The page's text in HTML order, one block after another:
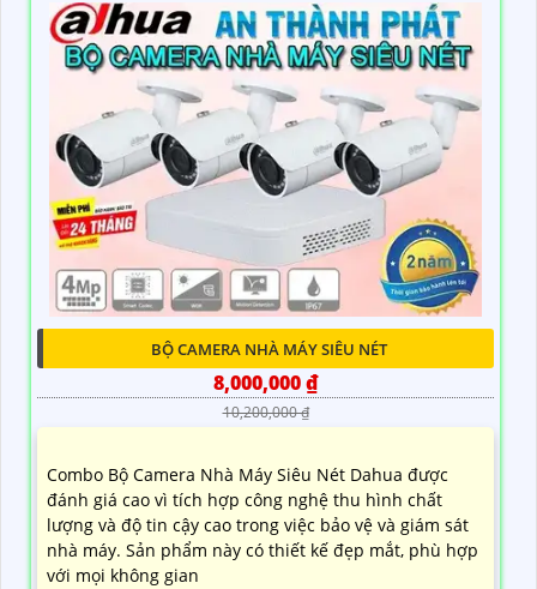
BỘ CAMERA NHÀ MÁY SIÊU NÉT
8,000,000 ₫
10,200,000 ₫
Combo Bộ Camera Nhà Máy Siêu Nét Dahua được
đánh giá cao vì tích hợp công nghệ thu hình chất
lượng và độ tin cậy cao trong việc bảo vệ và giám sát
nhà máy. Sản phẩm này có thiết kế đẹp mắt, phù hợp
với mọi không gian